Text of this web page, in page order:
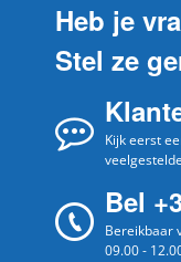
Heb je
Stel ze
Kijk eerst
Bel
Bereikbaar
09.00 -